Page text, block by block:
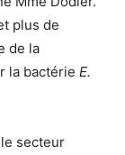
plus de
de la
la bactérie E.
secteur